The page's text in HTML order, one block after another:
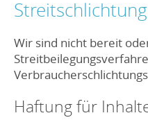
Streitschlichtung
Wir sind nicht bereit
Haftung für